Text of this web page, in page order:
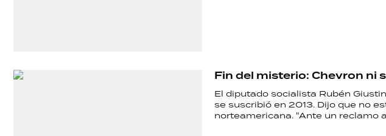
Fin del misterio: Chevron ni
El diputado socialista Rubén
se suscribió en 2013. Dijo que no
norteamericana. "Ante un reclamo